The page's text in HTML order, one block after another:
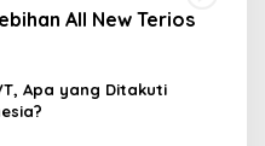
All New Terios
Apa yang Ditakuti